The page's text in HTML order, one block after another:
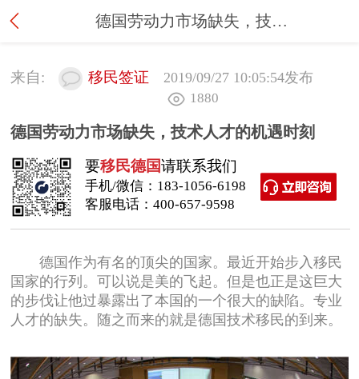
德国劳动力市场缺失，技术人才的机遇时刻
来自: 移民签证 2019/09/27 10:05:54发布
1880
德国劳动力市场缺失，技术人才的机遇时刻
要移民德国请联系我们
手机/微信： 183-1056-6198
客服电话： 400-657-9598
德国作为有名的顶尖的国家。最近开始步入移民
国家的行列。可以说是美的飞起。但是也正是这巨大
的步伐让他过暴露出了本国的一个很大的缺陷。专业
人才的缺失。随之而来的就是德国技术移民的到来。